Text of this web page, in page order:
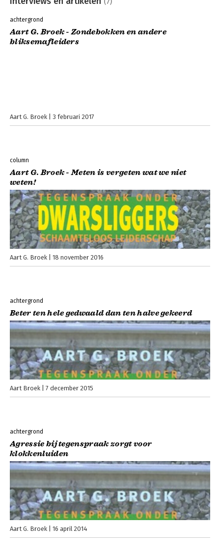
achtergrond
Aart G. Broek - Zondebokken en andere
bliksemafleiders
Aart G. Broek 3 februari 2017
column
Aart G. Broek - Meten is vergeten wat we niet
weten!
Aart G. Broek 18 november 2016
achtergrond
Beter ten hele gedwaald dan ten halve gekeerd
Aart Broek 7 december 2015
achtergrond
Agressie bij tegenspraak zorgt voor
klokkenluiden
Aart G. Broek 16 april 2014